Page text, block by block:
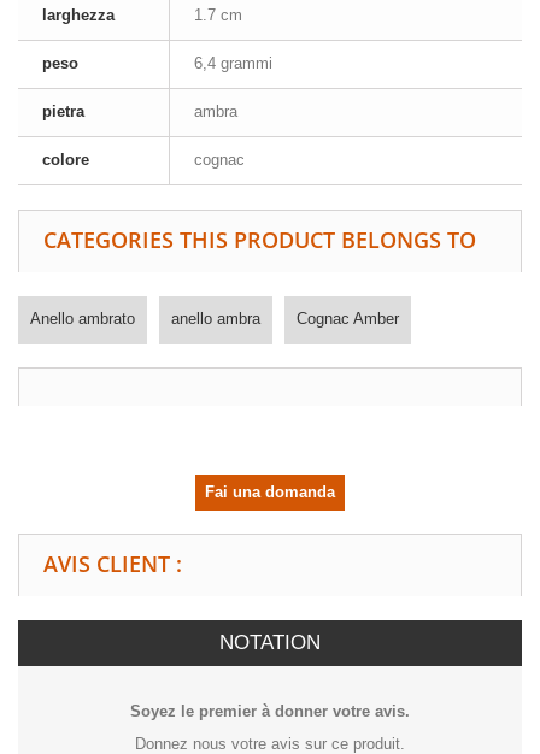
larghezza 1.7 cm
peso 6,4 grammi
pietra ambra
colore cognac
CATEGORIES THIS PRODUCT BELONGS TO
Anello ambrato anello ambra Cognac Amber
Fai una domanda
AVIS CLIENT :
NOTATION
Soyez le premier à donner votre avis.
Donnez nous votre avis sur ce produit.